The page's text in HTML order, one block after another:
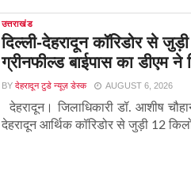
उत्तराखंड
दिल्ली-देहरादून कॉरिडोर से
ग्रीनफील्ड बाईपास का डीएम ने
BY देहरादून टुडे न्यूज़ डेस्क AUGUST 6, 2026
देहरादून। जिलाधिकारी डॉ. आशीष
देहरादून आर्थिक कॉरिडोर से जुड़ी 12